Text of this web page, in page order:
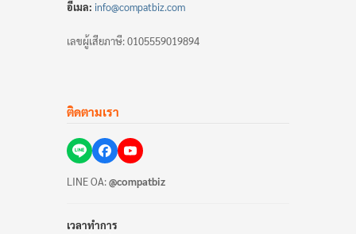
อีเมล: info@compatbiz.com
เลขผู้เสียภาษี: 0105559019894
ติดตามเรา
LINE OA:@compatbiz
เวลาทำการ